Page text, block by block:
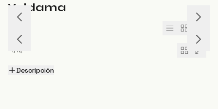
Yuldama
1/ 14
Descripción